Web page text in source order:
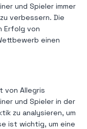
und Spieler immer
verbessern. Die
Erfolg von
einen
von Allegris
und Spieler in der
zu analysieren, um
ist wichtig, um eine